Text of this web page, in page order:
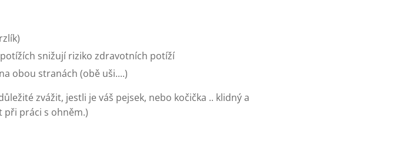
snižují riziko zdravotních potíží
obou stranách (obě uši....)
zvážit, jestli je váš pejsek, nebo kočička .. klidný a
při práci s ohněm.)